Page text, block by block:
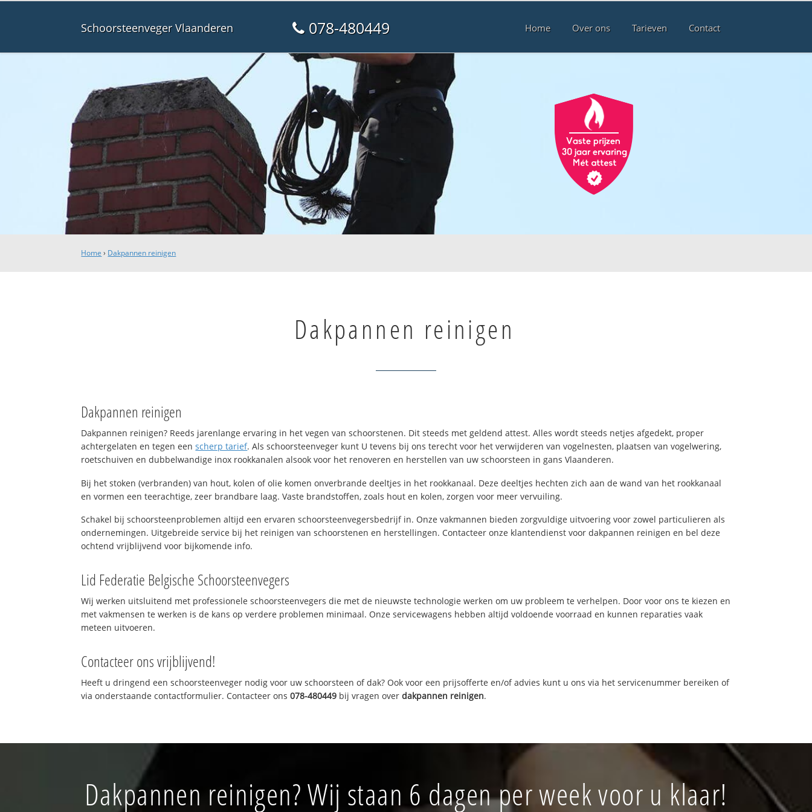
Schoorsteenveger Vlaanderen 078-480449 Home Over ons Tarieven Contact
Home › Dakpannen reinigen
Dakpannen reinigen
Dakpannen reinigen
Dakpannen reinigen? Reeds jarenlange ervaring in het vegen van schoorstenen. Dit steeds met geldend attest. Alles wordt steeds netjes afgedekt, proper
achtergelaten en tegen eenscherp tarief. Als schoorsteenveger kunt U tevens bij ons terecht voor het verwijderen van vogelnesten, plaatsen van vogelwering,
roetschuiven en dubbelwandige inox rookkanalen alsook voor het renoveren en herstellen van uw schoorsteen in gans Vlaanderen.
Bij het stoken (verbranden) van hout, kolen of olie komen onverbrande deeltjes in het rookkanaal. Deze deeltjes hechten zich aan de wand van het rookkanaal
en vormen een teerachtige, zeer brandbare laag. Vaste brandstoffen, zoals hout en kolen, zorgen voor meer vervuiling.
Schakel bij schoorsteenproblemen altijd een ervaren schoorsteenvegersbedrijf in. Onze vakmannen bieden zorgvuldige uitvoering voor zowel particulieren als
ondernemingen. Uitgebreide service bij het reinigen van schoorstenen en herstellingen. Contacteer onze klantendienst voor dakpannen reinigen en bel deze
ochtend vrijblijvend voor bijkomende info.
Lid Federatie Belgische Schoorsteenvegers
Wij werken uitsluitend met professionele schoorsteenvegers die met de nieuwste technologie werken om uw probleem te verhelpen. Door voor ons te kiezen en
met vakmensen te werken is de kans op verdere problemen minimaal. Onze servicewagens hebben altijd voldoende voorraad en kunnen reparaties vaak
meteen uitvoeren.
Contacteer ons vrijblijvend!
Heeft u dringend een schoorsteenveger nodig voor uw schoorsteen of dak? Ook voor een prijsofferte en/of advies kunt u ons via het servicenummer bereiken of
via onderstaande contactformulier. Contacteer ons078-480449 bij vragen overdakpannen reinigen.
Dakpannen reinigen? Wij staan 6 dagen per week voor u klaar!